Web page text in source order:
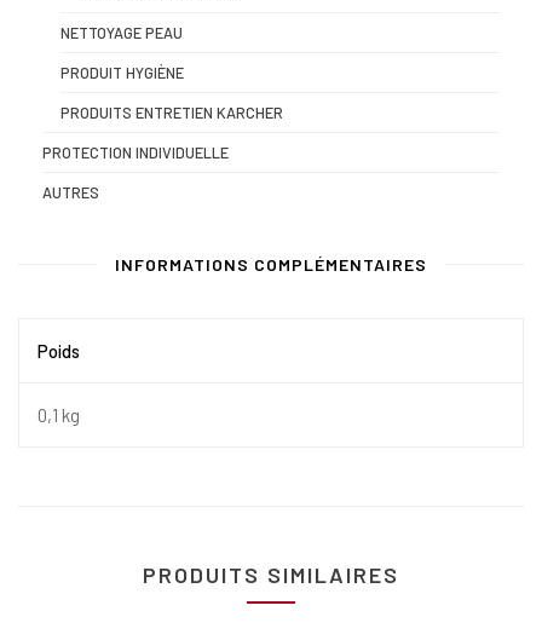
NETTOYAGE PEAU
PRODUIT HYGIÈNE
PRODUITS ENTRETIEN KARCHER
PROTECTION INDIVIDUELLE
AUTRES
INFORMATIONS COMPLÉMENTAIRES
Poids
0,1 kg
PRODUITS SIMILAIRES